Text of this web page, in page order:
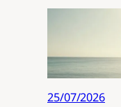
25/07/2026